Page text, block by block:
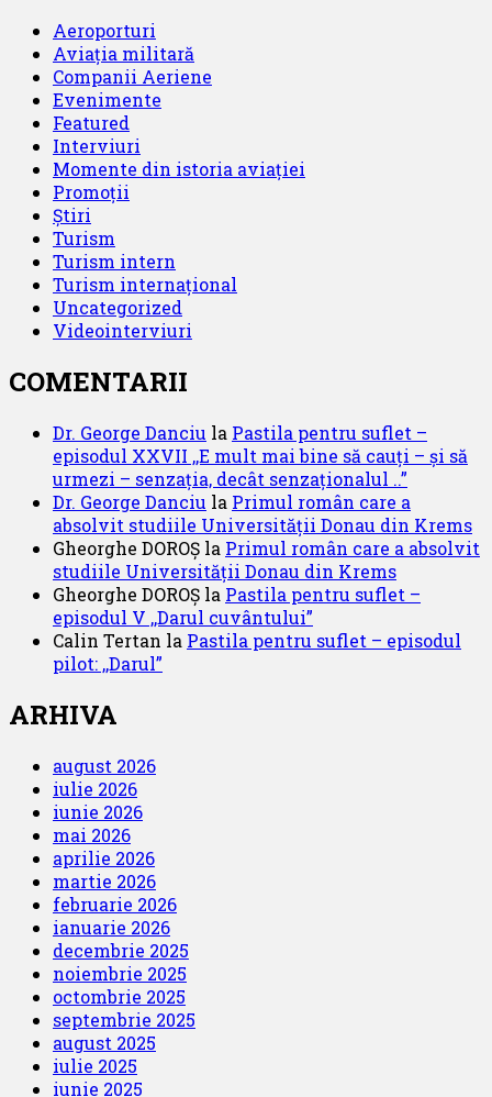
Aeroporturi
Aviația militară
Companii Aeriene
Evenimente
Featured
Interviuri
Momente din istoria aviației
Promoții
Știri
Turism
Turism intern
Turism internațional
Uncategorized
Videointerviuri
COMENTARII
Dr. George Danciu la Pastila pentru suflet –
episodul XXVII ,,E mult mai bine să cauți – și să
urmezi – senzația, decât senzaționalul ..”
Dr. George Danciu la Primul român care a
absolvit studiile Universității Donau din Krems
Gheorghe DOROȘ la Primul român care a absolvit
studiile Universității Donau din Krems
Gheorghe DOROȘ la Pastila pentru suflet –
episodul V ,,Darul cuvântului”
Calin Tertan la Pastila pentru suflet – episodul
pilot: ,,Darul”
ARHIVA
august 2026
iulie 2026
iunie 2026
mai 2026
aprilie 2026
martie 2026
februarie 2026
ianuarie 2026
decembrie 2025
noiembrie 2025
octombrie 2025
septembrie 2025
august 2025
iulie 2025
iunie 2025